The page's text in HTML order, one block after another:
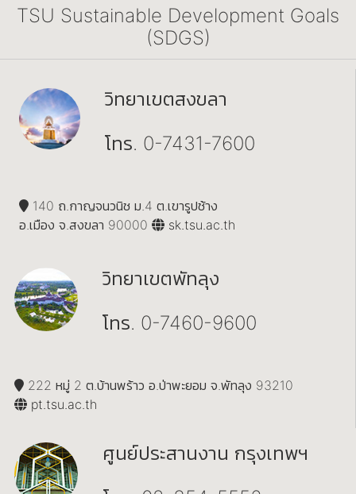
TSU Sustainable Development Goals
(SDGS)
วิทยาเขตสงขลา
โทร. 0-7431-7600
140 ถ.กาญจนวนิช ม.4 ต.เขารูปช้าง
อ.เมือง จ.สงขลา 90000
sk.tsu.ac.th
วิทยาเขตพัทลุง
โทร. 0-7460-9600
222 หมู่ 2 ต.บ้านพร้าว อ.ป่าพะยอม จ.พัทลุง 93210
pt.tsu.ac.th
ศูนย์ประสานงาน กรุงเทพฯ